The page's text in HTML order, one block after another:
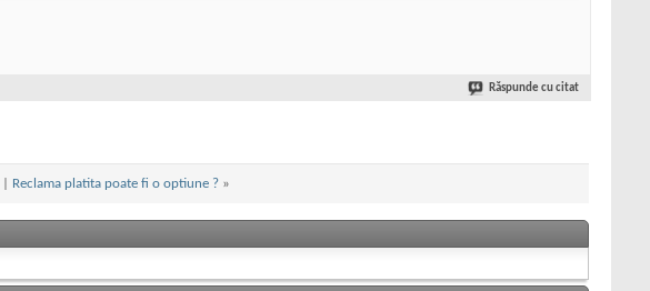
Răspunde cu citat
Reclama platita poate fi o optiune ? »